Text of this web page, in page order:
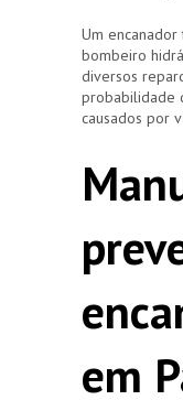
Um
bombeiro
diversos
probabilidade
causados por
em